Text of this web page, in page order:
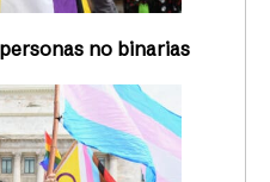
no binarias